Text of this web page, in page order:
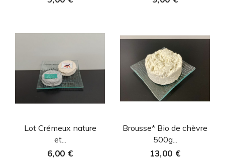
 Aperçu rapide
Lot Crémeux nature
et...
6,00 €
 Aperçu rapide
Brousse* Bio de chèvre
500g...
13,00 €